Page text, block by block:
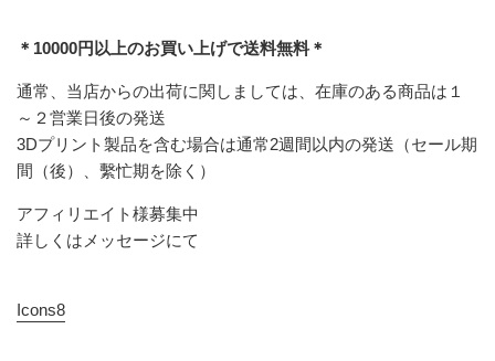
＊10000円以上のお買い上げで送料無料＊
通常、当店からの出荷に関しましては、在庫のある商品は１
～２営業日後の発送
3Dプリント製品を含む場合は通常2週間以内の発送（セール期
間（後）、繫忙期を除く）
アフィリエイト様募集中
詳しくはメッセージにて
Icons8